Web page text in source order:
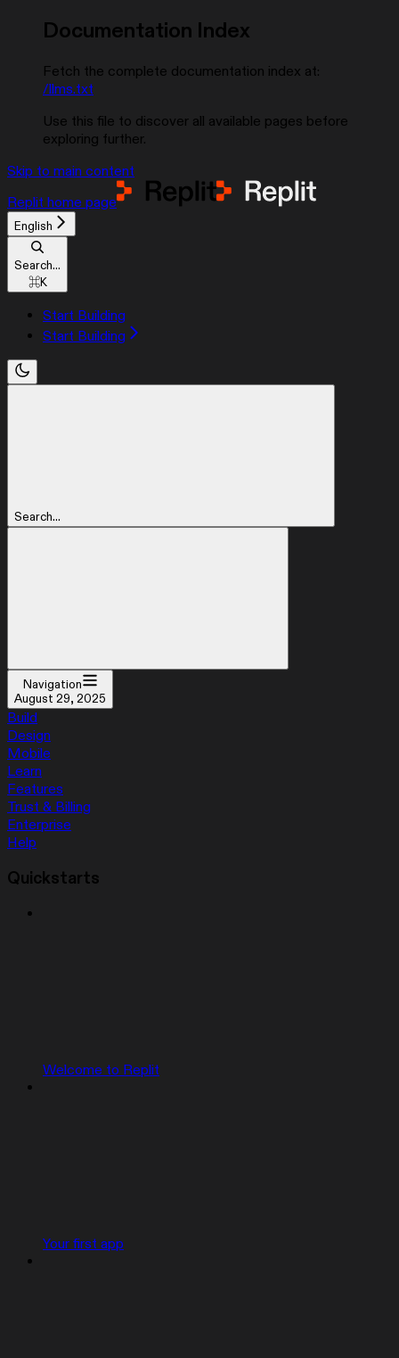
Documentation Index
Fetch the complete documentation index at:
/llms.txt
Use this file to discover all available pages before
exploring further.
Skip to main content
Replit home page
English
Search...
⌘K
Start Building
Start Building
Search...
Navigation
August 29, 2025
Build
Design
Mobile
Learn
Features
Trust & Billing
Enterprise
Help
Quickstarts
Welcome to Replit
Your first app